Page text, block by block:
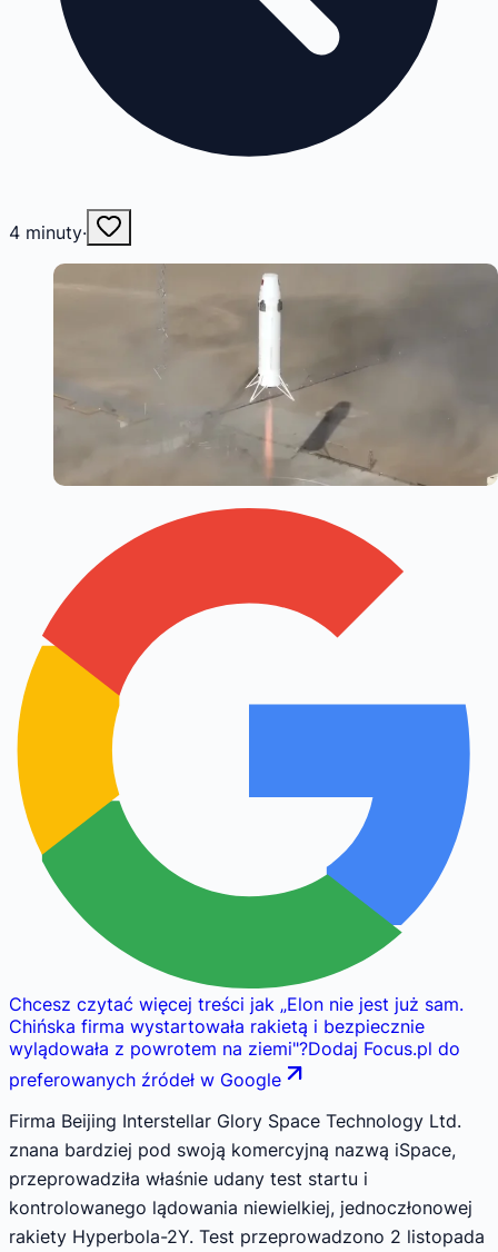
4 minuty·
Chcesz czytać więcej treści jak „Elon nie jest już sam.
Chińska firma wystartowała rakietą i bezpiecznie
wylądowała z powrotem na ziemi"?Dodaj Focus.pl do
preferowanych źródeł w Google
Firma Beijing Interstellar Glory Space Technology Ltd.
znana bardziej pod swoją komercyjną nazwą iSpace,
przeprowadziła właśnie udany test startu i
kontrolowanego lądowania niewielkiej, jednoczłonowej
rakiety Hyperbola-2Y. Test przeprowadzono 2 listopada